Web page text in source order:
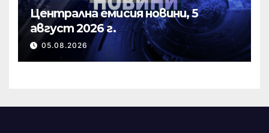
Централна емисия новини, 5
август 2026 г.
05.08.2026